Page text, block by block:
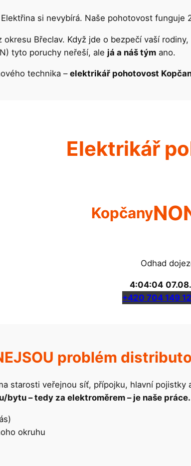
si nevybírá. Naše pohotovost
Břeclav. Když jde o bezpečí vaší
tyto poruchy neřeší, ale já a náš tým ano.
technika – elektrikář pohotovost
Elektrikář
Kopčany
Odhad
4:04:04
+420 704 149
problém
starosti veřejnou síť, přípojku, hlavní pojistky
bytu – tedy za elektroměrem – je naše práce.
okruhu